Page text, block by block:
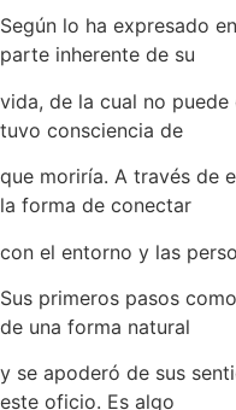
Según lo ha expresado
parte inherente de su
vida, de la cual no
tuvo consciencia de
que moriría. A través de
la forma de conectar
con el entorno y las
Sus primeros pasos
de una forma natural
y se apoderó de sus
este oficio. Es algo